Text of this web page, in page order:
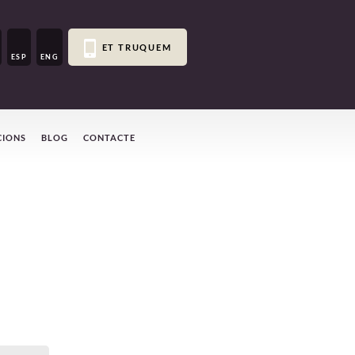
ESP ENG
ET TRUQUEM
BLOG CONTACTE